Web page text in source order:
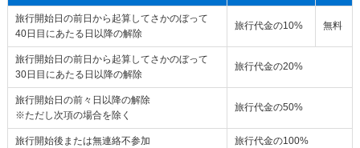
旅行開始日の前日から起算してさかのぼって
40日目にあたる日以降の解除
旅行代金の10% 無料
旅行開始日の前日から起算してさかのぼって
30日目にあたる日以降の解除
旅行代金の20%
旅行開始日の前々日以降の解除
※ただし次項の場合を除く
旅行代金の50%
旅行開始後または無連絡不参加 旅行代金の100%